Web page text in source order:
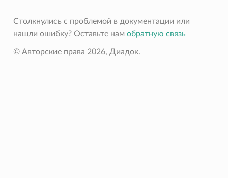
Столкнулись с проблемой в документации или
нашли ошибку? Оставьте нам обратную связь
© Авторские права 2026, Диадок.